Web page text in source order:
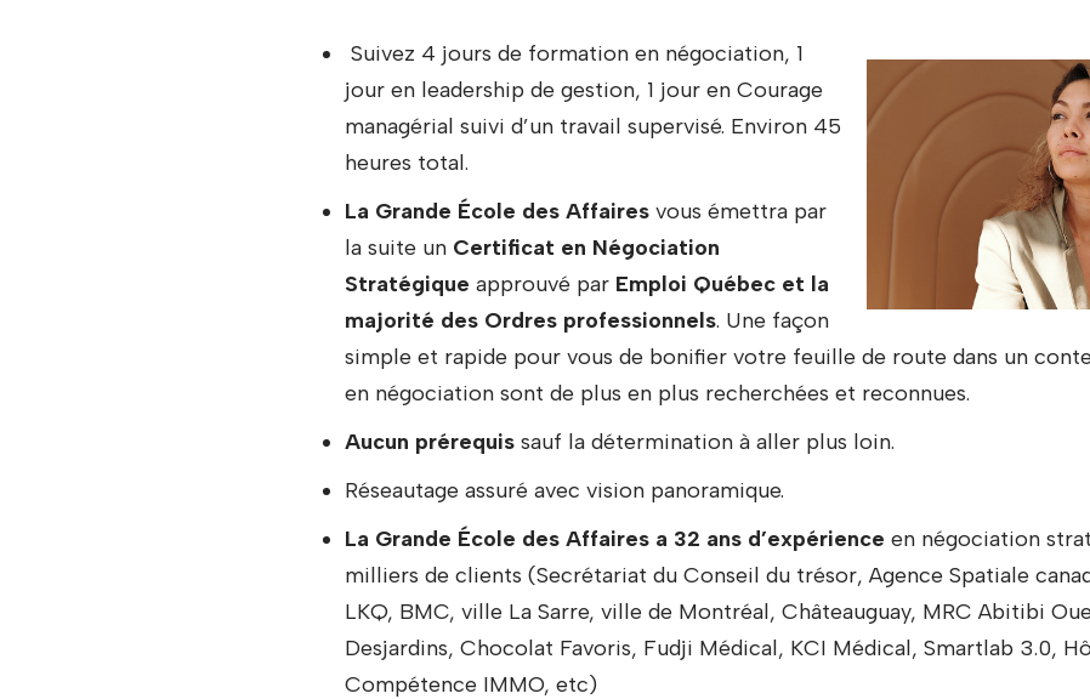
Suivez 4 jours de formation en négociation, 1
jour en leadership de gestion, 1 jour en Courage
managérial suivi d’un travail supervisé. Environ 45
heures total.
La Grande École des Affairesvous émettra par
la suite un Certificat en Négociation
Stratégique approuvé par Emploi Québec et la
majorité des Ordres professionnels. Une façon
simple et rapide pour vous de bonifier votre feuille de route dans un
en négociation sont de plus en plus recherchées et reconnues.
Aucun prérequissauf la détermination à aller plus loin.
Réseautage assuré avec vision panoramique.
La Grande École des Affaires a 32 ans d’expérience en négociation
milliers de clients (Secrétariat du Conseil du trésor, Agence Spatiale
LKQ, BMC, ville La Sarre, ville de Montréal, Châteauguay, MRC Abitibi
Desjardins, Chocolat Favoris, Fudji Médical, KCI Médical, Smartlab 3.0,
Compétence IMMO, etc)